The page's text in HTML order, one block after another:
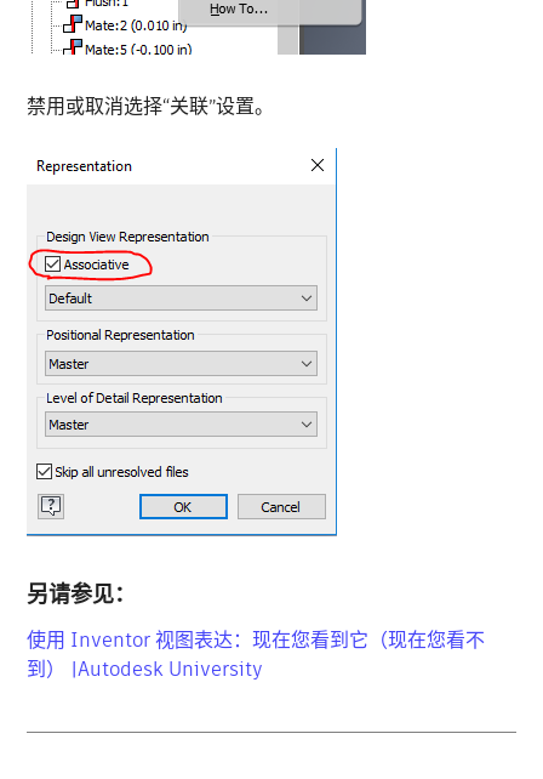
禁用或取消选择“关联”设置。
另请参见：
使用 Inventor 视图表达：现在您看到它（现在您看不
到） |Autodesk University